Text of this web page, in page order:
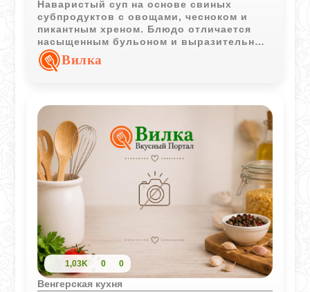
Наваристый суп на основе свиных
субпродуктов с овощами, чесноком и
пикантным хреном. Блюдо отличается
насыщенным бульоном и выразительным
вкусом, характерным для традиционной
домашней кухни.
Вилка
1,03K 0 0
Венгерская кухня